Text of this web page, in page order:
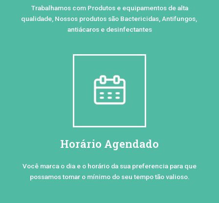
Trabalhamos com Produtos e equipamentos de alta
qualidade, Nossos produtos são Bactericidas, Antifungos,
antiácaros e desinfectantes
Horário Agendado
Você marca o dia e o horário da sua preferencia para que
possamos tomar o mínimo do seu tempo tão valioso.